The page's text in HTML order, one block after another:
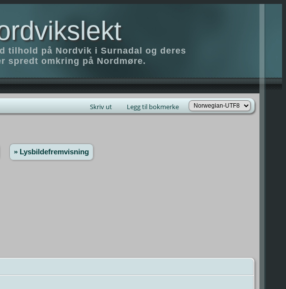
tilhold på Nordvik i Surnadal og deres
spredt omkring på Nordmøre.
Skriv ut Legg til bokmerke
» Lysbildefremvisning